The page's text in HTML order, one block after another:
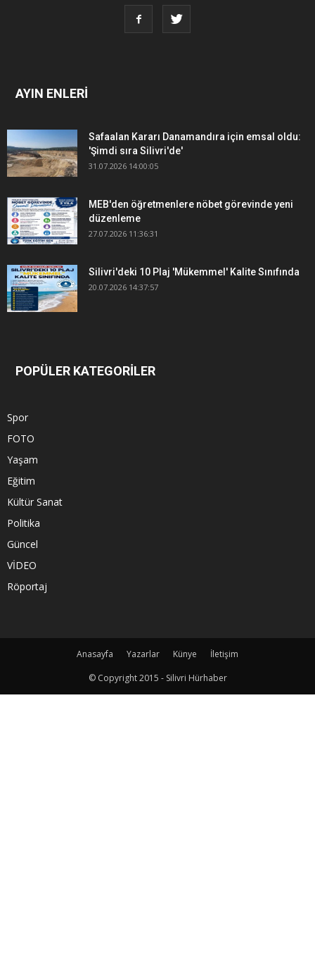
AYIN ENLERİ
Safaalan Kararı Danamandıra için emsal oldu:
'Şimdi sıra Silivri'de'
31.07.2026 14:00:05
MEB'den öğretmenlere nöbet görevinde yeni
düzenleme
27.07.2026 11:36:31
Silivri'deki 10 Plaj 'Mükemmel' Kalite Sınıfında
20.07.2026 14:37:57
POPÜLER KATEGORİLER
Spor
FOTO
Yaşam
Eğitim
Kültür Sanat
Politika
Güncel
VİDEO
Röportaj
Anasayfa Yazarlar Künye
İletişim
© Copyright 2015 - Silivri Hürhaber